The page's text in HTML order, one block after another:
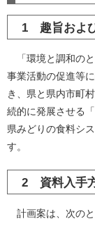
1 趣旨およ
「環境と調和の
事業活動の促進等
き、県と県内市町
続的に発展させる
県みどりの食料シ
す。
2 資料入手
計画案は、次の